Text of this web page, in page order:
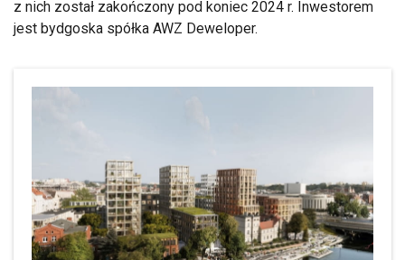
z nich został zakończony pod koniec 2024 r. Inwestorem
jest bydgoska spółka AWZ Deweloper.